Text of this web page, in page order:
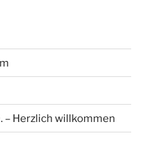
– Herzlich willkommen